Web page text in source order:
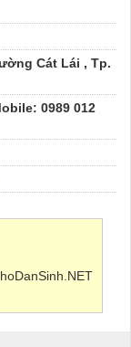
Cát Lái , Tp.
0989 012